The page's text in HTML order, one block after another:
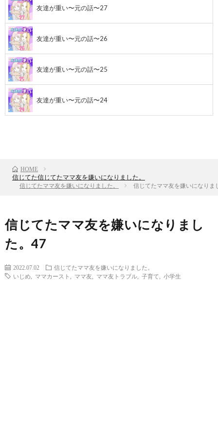
友達が重い〜元の話〜27
友達が重い〜元の話〜26
友達が重い〜元の話〜25
友達が重い〜元の話〜24
HOME
信じてた信じてたママ友を嫌いになりました。
信じてたママ友を嫌いになりました。 信じてたママ友を嫌いになりま
信じてたママ友を嫌いになりまし
た。47
2022.07.02
信じてたママ友を嫌いになりました。
いじめ
ママカースト ママ友 ママ友トラブル 子育て 小学生